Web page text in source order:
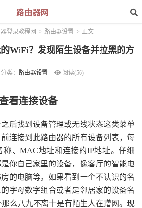
器登录教程网 > 路由器设置 > 正文
WiFi？发现陌生设备并拉黑的方
分类： 路由器设置 阅读(56)
看连接设备
后找到设备管理或无线状态这类菜单
连接到此路由器的所有设备列表，每
称、MAC地址和连接的IP地址。仔细
你自己家里的设备，像客厅的智能电
的电脑等。如果看到一个不认识的名
字母数字组合或者是邻居家的设备名
那么八九不离十是有陌生人在蹭网。现